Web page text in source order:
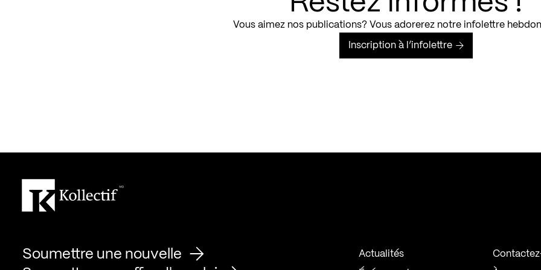
Vous aimez nos publications? Vous adorerez notre infolettre
Inscription à l’infolettre
Soumettre une nouvelle
Actualités